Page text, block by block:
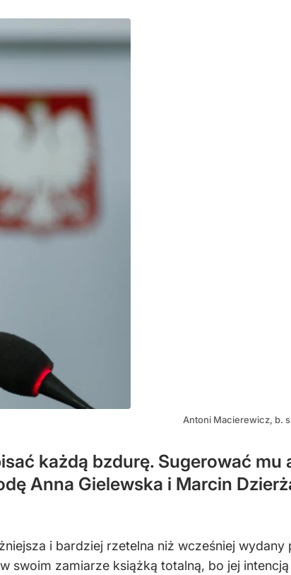
Antoni Macierewicz, b.
każdą bzdurę. Sugerować mu
Anna Gielewska i Marcin
i bardziej rzetelna niż wcześniej wydany
swoim zamiarze książką totalną, bo jej intencją